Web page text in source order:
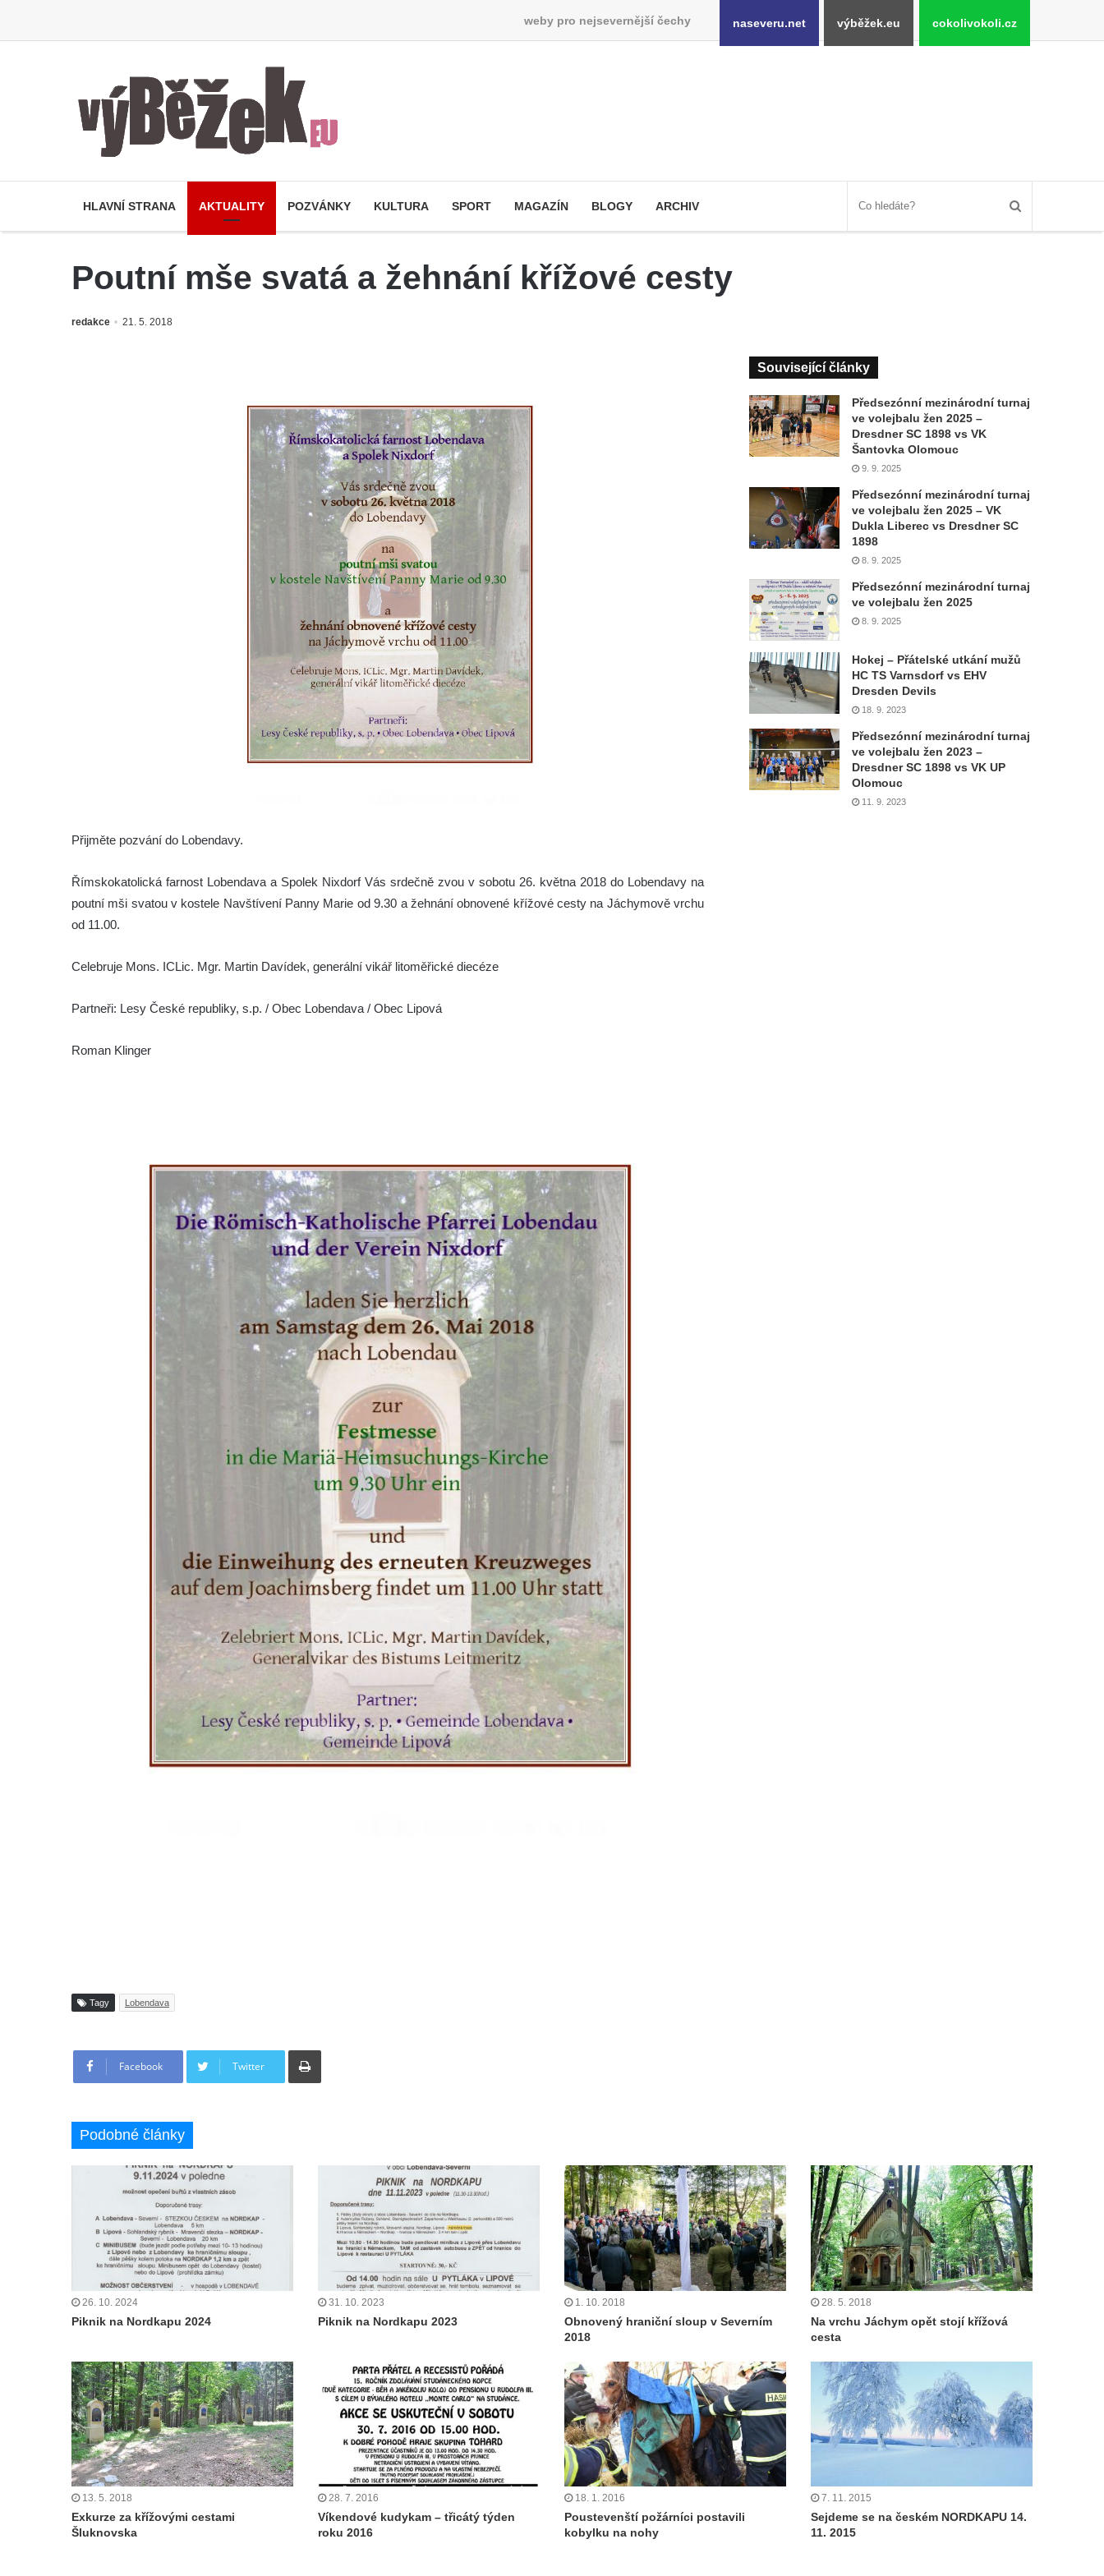
weby pro nejsevernější čechy naseveru.net výběžek.eu cokolivokoli.cz
HLAVNÍ STRANA AKTUALITY POZVÁNKY KULTURA SPORT MAGAZÍN BLOGY ARCHIV
Poutní mše svatá a žehnání křížové cesty
redakce 21. 5. 2018
Přijměte pozvání do Lobendavy.
Římskokatolická farnost Lobendava a Spolek Nixdorf Vás srdečně zvou v sobotu 26. května 2018 do Lobendavy na
poutní mši svatou v kostele Navštívení Panny Marie od 9.30 a žehnání obnovené křížové cesty na Jáchymově vrchu
od 11.00.
Celebruje Mons. ICLic. Mgr. Martin Davídek, generální vikář litoměřické diecéze
Partneři: Lesy České republiky, s.p. / Obec Lobendava / Obec Lipová
Roman Klinger
Tagy Lobendava
Facebook Twitter
Tisknout
Související články
Předsezónní mezinárodní turnaj
ve volejbalu žen 2025 –
Dresdner SC 1898 vs VK
Šantovka Olomouc
9. 9. 2025
Předsezónní mezinárodní turnaj
ve volejbalu žen 2025 – VK
Dukla Liberec vs Dresdner SC
1898
8. 9. 2025
Předsezónní mezinárodní turnaj
ve volejbalu žen 2025
8. 9. 2025
Hokej – Přátelské utkání mužů
HC TS Varnsdorf vs EHV
Dresden Devils
18. 9. 2023
Předsezónní mezinárodní turnaj
ve volejbalu žen 2023 –
Dresdner SC 1898 vs VK UP
Olomouc
11. 9. 2023
Podobné články
26. 10. 2024
Piknik na Nordkapu 2024
31. 10. 2023
Piknik na Nordkapu 2023
1. 10. 2018
Obnovený hraniční sloup v Severním
2018
28. 5. 2018
Na vrchu Jáchym opět stojí křížová
cesta
13. 5. 2018
Exkurze za křížovými cestami
Šluknovska
28. 7. 2016
Víkendové kudykam – třicátý týden
roku 2016
18. 1. 2016
Poustevenští požárníci postavili
kobylku na nohy
7. 11. 2015
Sejdeme se na českém NORDKAPU 14.
11. 2015